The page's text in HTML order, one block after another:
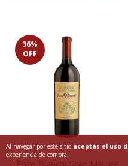
Al navegar por este sitio aceptás el uso
experiencia de compra.
36%
OFF